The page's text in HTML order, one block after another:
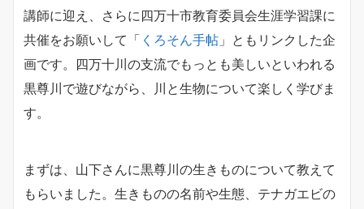
講師に迎え、さらに四万十市教育委員会生涯学習課に
共催をお願いして「 くろそん手帖 」ともリンクした企
画です。四万十川の支流でもっとも美しいといわれる
黒尊川で遊びながら、川と生物について楽しく学びま
す。
まずは、山下さんに黒尊川の生きものについて教えて
もらいました。生きものの名前や生態、テナガエビの